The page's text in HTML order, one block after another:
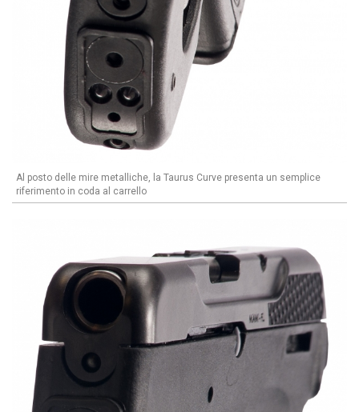
Al posto delle mire metalliche, la Taurus Curve presenta un semplice
riferimento in coda al carrello